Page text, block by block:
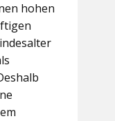
hohen